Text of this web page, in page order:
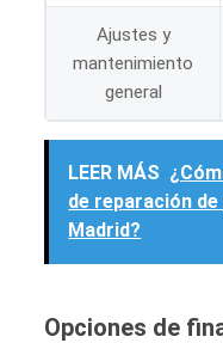
Ajustes y
mantenimiento
general
LEER MÁS
de reparación
Madrid?
Opciones de